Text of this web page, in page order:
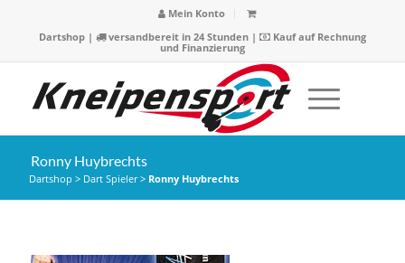
Mein Konto
Dartshop| versandbereit in 24 Stunden |
Kauf auf Rechnung
und Finanzierung
Ronny Huybrechts
Dartshop > Dart Spieler> Ronny Huybrechts